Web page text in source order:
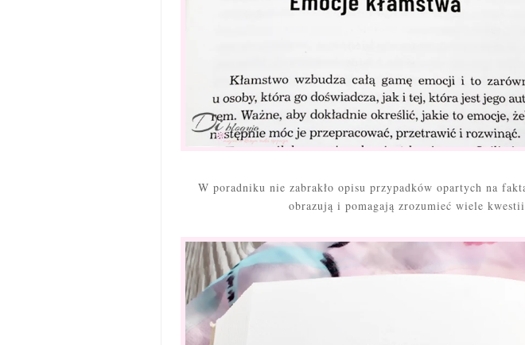
W poradniku nie zabrakło opisu przypadków opartych na
obrazują i pomagają zrozumieć wiele